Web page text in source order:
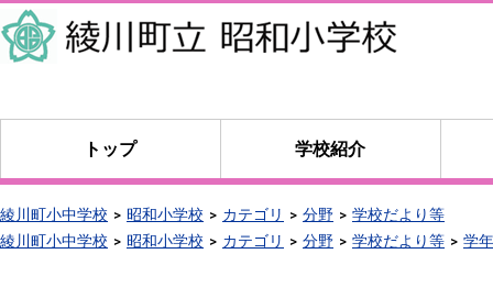
文
動
トップ 学校紹介
綾川町小中学校 昭和小学校 カテゴリ 分野
学校だより等
綾川町小中学校
昭和小学校 カテゴリ 分野 学校だより等 学